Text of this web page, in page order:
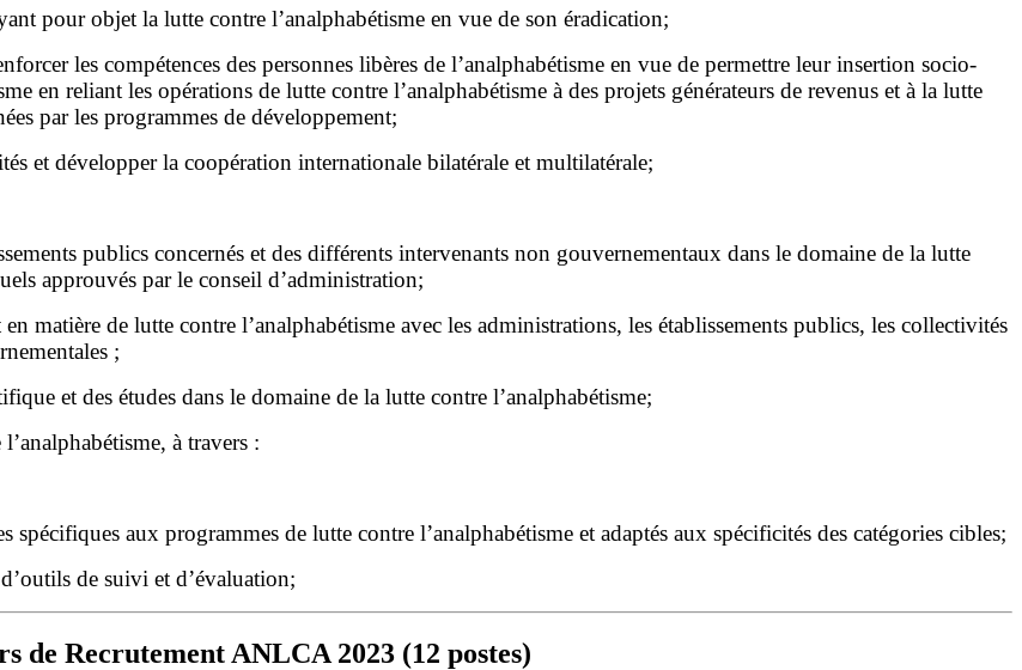
pour objet la lutte contre l’analphabétisme en vue de son éradication;
les compétences des personnes libères de l’analphabétisme en vue de permettre leur insertion socio-
en reliant les opérations de lutte contre l’analphabétisme à des projets générateurs de revenus et à la lutte
par les programmes de développement;
et développer la coopération internationale bilatérale et multilatérale;
publics concernés et des différents intervenants non gouvernementaux dans le domaine de la lutte
approuvés par le conseil d’administration;
matière de lutte contre l’analphabétisme avec les administrations, les établissements publics, les collectivités
;
et des études dans le domaine de la lutte contre l’analphabétisme;
à travers :
aux programmes de lutte contre l’analphabétisme et adaptés aux spécificités des catégories cibles;
de suivi et d’évaluation;
de Recrutement ANLCA 2023 (12 postes)